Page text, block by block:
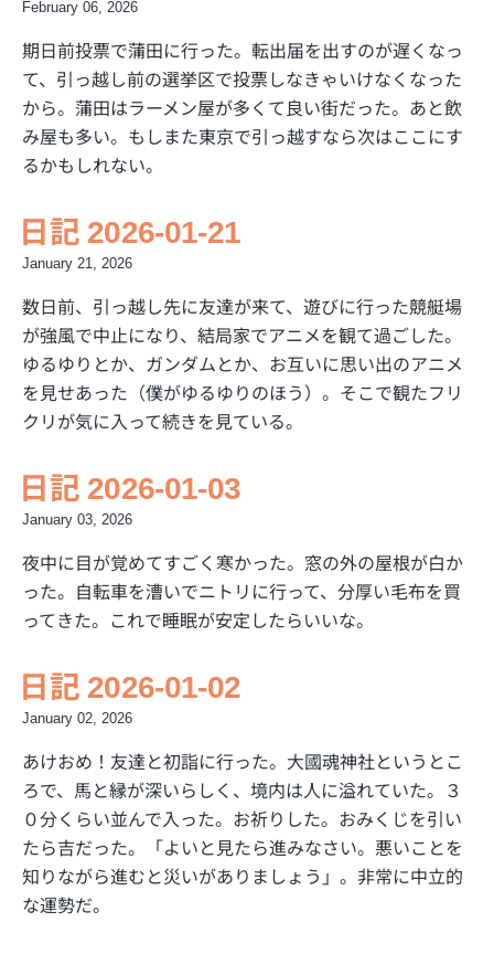
February 06, 2026
期日前投票で蒲田に行った。転出届を出すのが遅くなっ
て、引っ越し前の選挙区で投票しなきゃいけなくなった
から。蒲田はラーメン屋が多くて良い街だった。あと飲
み屋も多い。もしまた東京で引っ越すなら次はここにす
るかもしれない。
日記 2026-01-21
January 21, 2026
数日前、引っ越し先に友達が来て、遊びに行った競艇場
が強風で中止になり、結局家でアニメを観て過ごした。
ゆるゆりとか、ガンダムとか、お互いに思い出のアニメ
を見せあった（僕がゆるゆりのほう）。そこで観たフリ
クリが気に入って続きを見ている。
日記 2026-01-03
January 03, 2026
夜中に目が覚めてすごく寒かった。窓の外の屋根が白か
った。自転車を漕いでニトリに行って、分厚い毛布を買
ってきた。これで睡眠が安定したらいいな。
日記 2026-01-02
January 02, 2026
あけおめ！友達と初詣に行った。大國魂神社というとこ
ろで、馬と縁が深いらしく、境内は人に溢れていた。３
０分くらい並んで入った。お祈りした。おみくじを引い
たら吉だった。「よいと見たら進みなさい。悪いことを
知りながら進むと災いがありましょう」。非常に中立的
な運勢だ。